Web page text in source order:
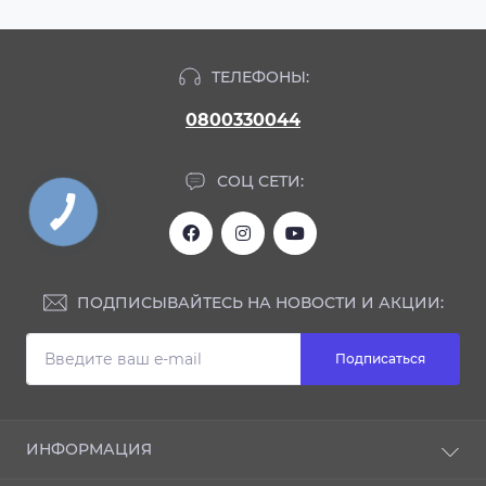
ТЕЛЕФОНЫ:
0800330044
СОЦ СЕТИ:
ПОДПИСЫВАЙТЕСЬ НА НОВОСТИ И АКЦИИ:
Подписаться
ИНФОРМАЦИЯ